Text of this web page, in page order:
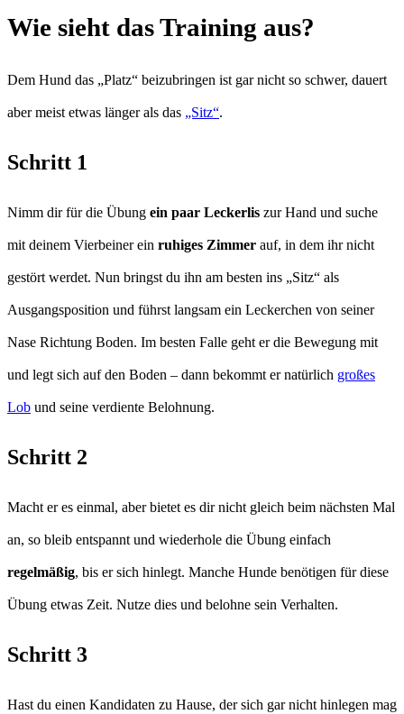
Wie sieht das Training aus?
Dem Hund das „Platz“ beizubringen ist gar nicht so schwer, dauert
aber meist etwas länger als das „Sitz“.
Schritt 1
Nimm dir für die Übung ein paar Leckerlis zur Hand und suche
mit deinem Vierbeiner ein ruhiges Zimmer auf, in dem ihr nicht
gestört werdet. Nun bringst du ihn am besten ins „Sitz“ als
Ausgangsposition und führst langsam ein Leckerchen von seiner
Nase Richtung Boden. Im besten Falle geht er die Bewegung mit
und legt sich auf den Boden – dann bekommt er natürlich großes
Lob und seine verdiente Belohnung.
Schritt 2
Macht er es einmal, aber bietet es dir nicht gleich beim nächsten Mal
an, so bleib entspannt und wiederhole die Übung einfach
regelmäßig, bis er sich hinlegt. Manche Hunde benötigen für diese
Übung etwas Zeit. Nutze dies und belohne sein Verhalten.
Schritt 3
Hast du einen Kandidaten zu Hause, der sich gar nicht hinlegen mag